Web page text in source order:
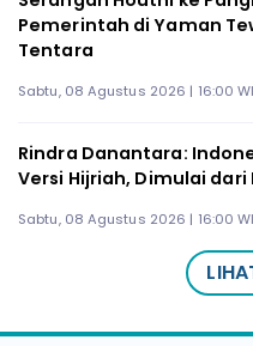
Pemerintah di Yaman
Tentara
Sabtu, 08 Agustus 2026 | 16:00
Rindra Danantara:
Versi Hijriah, Dimulai dari
Sabtu, 08 Agustus 2026 | 16:00